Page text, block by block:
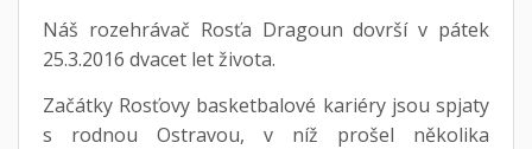
Náš rozehrávač Rosťa Dragoun dovrší v pátek
25.3.2016 dvacet let života.
Začátky Rosťovy basketbalové kariéry jsou spjaty
s rodnou Ostravou, v níž prošel několika